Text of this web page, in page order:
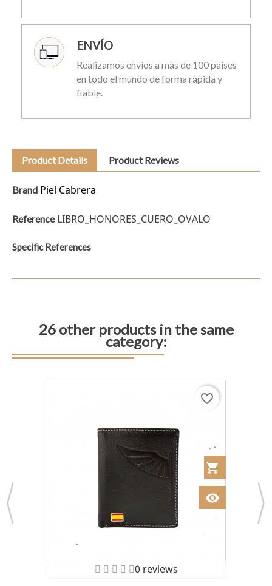
ENVÍO
Realizamos envíos a más de 100 países
en todo el mundo de forma rápida y
fiable.
Product Details Product Reviews
Brand Piel Cabrera
Reference LIBRO_HONORES_CUERO_OVALO
Specific References
26 other products in the same
category:
0 reviews
shopping_cart
visibility
favorite_border